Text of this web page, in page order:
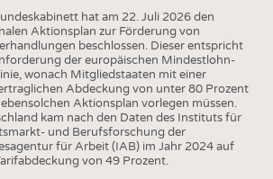
hat am 22. Juli 2026 den
Aktionsplan zur Förderung von
beschlossen. Dieser entspricht
der europäischen Mindestlohn-
wonach Mitgliedstaaten mit einer
Abdeckung von unter 80 Prozent
Aktionsplan vorlegen müssen.
kam nach den Daten des Instituts für
und Berufsforschung der
für Arbeit (IAB) im Jahr 2024 auf
von 49 Prozent.